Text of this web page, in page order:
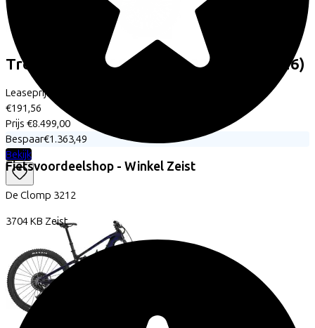
Fietsvoordeelshop - Winkel Zeist
De Clomp 3212
3704 KB Zeist
Trek Fuel+ MX 9.8 Eagle 90 Gen 2 (2026)
Leaseprijs p/m vanaf
€191,56
Prijs €8.499,00
Bespaar€1.363,49
Bekijk